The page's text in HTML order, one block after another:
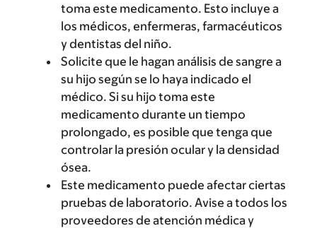
toma este medicamento. Esto incluye a
los médicos, enfermeras, farmacéuticos
y dentistas del niño.
Solicite que le hagan análisis de sangre a
su hijo según se lo haya indicado el
médico. Si su hijo toma este
medicamento durante un tiempo
prolongado, es posible que tenga que
controlar la presión ocular y la densidad
ósea.
Este medicamento puede afectar ciertas
pruebas de laboratorio. Avise a todos los
proveedores de atención médica y